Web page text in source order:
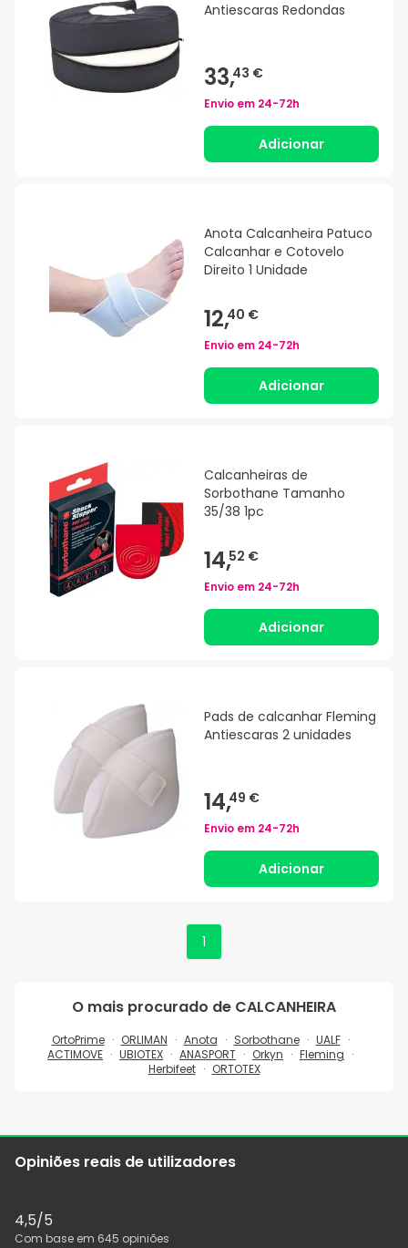
Antiescaras Redondas
33,43 €
Envio em 24-72h
Adicionar
Anota Calcanheira Patuco
Calcanhar e Cotovelo
Direito 1 Unidade
12,40 €
Envio em 24-72h
Adicionar
Calcanheiras de
Sorbothane Tamanho
35/38 1pc
14,52 €
Envio em 24-72h
Adicionar
Pads de calcanhar Fleming
Antiescaras 2 unidades
14,49 €
Envio em 24-72h
Adicionar
1
O mais procurado de CALCANHEIRA
OrtoPrime ORLIMAN Anota Sorbothane
UALF
ACTIMOVE
UBIOTEX ANASPORT Orkyn
Fleming
Herbifeet
ORTOTEX
Opiniões reais de utilizadores
4,5/5
Com base em 645 opiniões